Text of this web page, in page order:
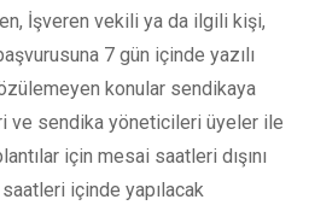
İşveren vekili ya da ilgili kişi,
7 gün içinde yazılı
konular sendikaya
ve sendika yöneticileri üyeler ile
için mesai saatleri dışını
içinde yapılacak